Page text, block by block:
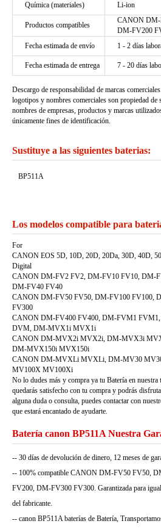
Química (materiales) Li-ion
Productos compatibles
CANON
DM-FV200
Fecha estimada de envío
1 - 2 días
Fecha estimada de entrega 7 - 20 días
Descargo de responsabilidad de marcas
logotipos y nombres comerciales son propiedad de
nombres de empresas, productos y marcas
únicamente fines de identificación.
Sustituye a las siguientes baterias:
BP511A
Los modelos compatible para
For
CANON EOS 5D, 10D, 20D, 20Da, 30D, 40D,
Digital
CANON DM-FV2 FV2, DM-FV10 FV10, DM-
DM-FV40 FV40
CANON DM-FV50 FV50, DM-FV100 FV100,
FV300
CANON DM-FV400 FV400, DM-FVM1
DVM, DM-MVX1i MVX1i
CANON DM-MVX2i MVX2i, DM-MVX3i
DM-MVX150i MVX150i
CANON DM-MVXLi MVXLi, DM-MV30
MV100X MV100Xi
No lo dudes más y compra ya tu Batería en nuestra
quedarás satisfecho con tu compra y podrás
alguna duda o consulta, puedes contactar con
que estará encantado de ayudarte.
Batería canon BP511A Nuestra
-- 30 días de devolución de dinero, 12 meses de
-- 100% compatible CANON DM-FV50 FV50,
FV200, DM-FV300 FV300. Garantizada para
del fabricante.
-- canon BP511A baterías de Batería,